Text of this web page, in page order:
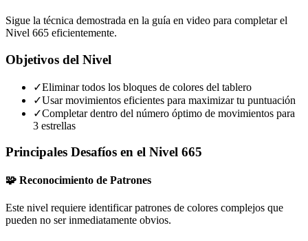
Sigue la técnica demostrada en la guía en video para completar el
Nivel 665 eficientemente.
Objetivos del Nivel
✓Eliminar todos los bloques de colores del tablero
✓Usar movimientos eficientes para maximizar tu puntuación
✓Completar dentro del número óptimo de movimientos para
3 estrellas
Principales Desafíos en el Nivel 665
🧩 Reconocimiento de Patrones
Este nivel requiere identificar patrones de colores complejos que
pueden no ser inmediatamente obvios.